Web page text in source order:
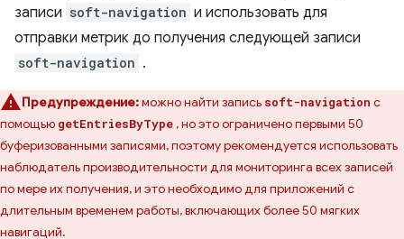
записи soft-navigation и использовать для
отправки метрик до получения следующей записи
soft-navigation .
Предупреждение:можно найти запись soft-navigation с
помощью getEntriesByType , но это ограничено первыми 50
буферизованными записями, поэтому рекомендуется использовать
наблюдатель производительности для мониторинга всех записей
по мере их получения, и это необходимо для приложений с
длительным временем работы, включающих более 50 мягких
навигаций.